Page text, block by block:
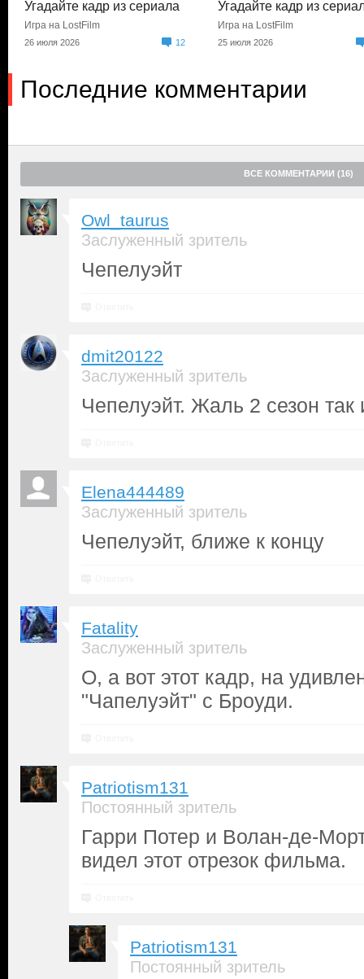
Угадайте кадр из сериала
Игра на LostFilm
26 июля 2026 12
Угадайте кадр из
Игра на LostFilm
25 июля 2026
Последние комментарии
ВСЕ КОММЕНТАРИИ (16)
Owl_taurus
Заслуженный зритель
Чепелуэйт
dmit20122
Заслуженный зритель
Чепелуэйт. Жаль 2 сезон так
Elena444489
Заслуженный зритель
Чепелуэйт, ближе к концу
Fatality
Заслуженный зритель
О, а вот этот кадр, на
"Чапелуэйт" с Броуди.
Patriotism131
Постоянный зритель
Гарри Потер и Волан-де-
видел этот отрезок фильма.
Patriotism131
Постоянный зритель